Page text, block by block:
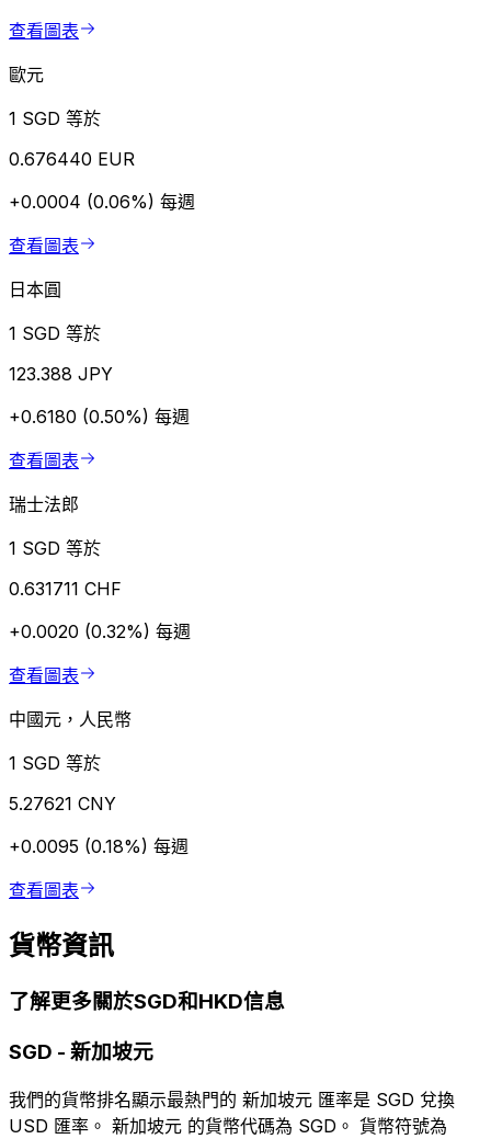
查看圖表
歐元
1 SGD 等於
0.676440 EUR
+0.0004 (0.06%) 每週
查看圖表
日本圓
1 SGD 等於
123.388 JPY
+0.6180 (0.50%) 每週
查看圖表
瑞士法郎
1 SGD 等於
0.631711 CHF
+0.0020 (0.32%) 每週
查看圖表
中國元，人民幣
1 SGD 等於
5.27621 CNY
+0.0095 (0.18%) 每週
查看圖表
貨幣資訊
了解更多關於SGD和HKD信息
SGD - 新加坡元
我們的貨幣排名顯示最熱門的 新加坡元 匯率是 SGD 兌換
USD 匯率。 新加坡元 的貨幣代碼為 SGD。 貨幣符號為